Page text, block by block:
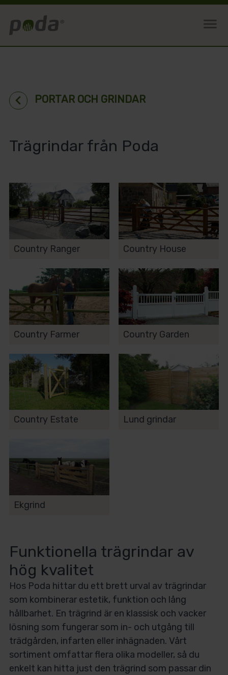
menu
chevron_left PORTAR OCH GRINDAR
Trägrindar från Poda
Country Ranger Country House
Country Farmer Country Garden
Country Estate Lund grindar
Ekgrind
Funktionella trägrindar av
hög kvalitet
Hos Poda hittar du ett brett urval av trägrindar
som kombinerar estetik, funktion och lång
hållbarhet. En trägrind är en klassisk och vacker
lösning som fungerar som in- och utgång till
trädgården, infarten eller inhägnaden. Vårt
sortiment omfattar flera olika modeller, så du
enkelt kan hitta just den trägrind som passar din